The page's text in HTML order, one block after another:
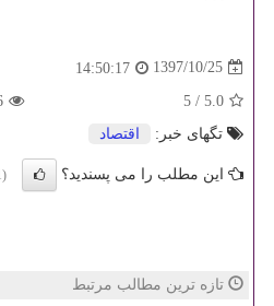
1397/10/25
14:50:17
5.0
/
5
تگهای خبر:
اقتصاد
این مطلب را می پسندید؟ (1)
تازه ترین مطالب مرتبط